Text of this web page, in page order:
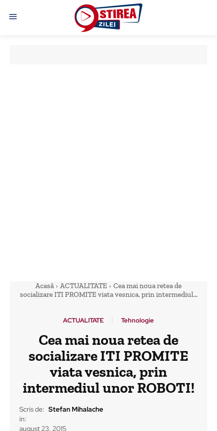
Acasă ACTUALITATE
Cea mai noua retea de
socializare ITI PROMITE viata vesnica, prin intermediul...
ACTUALITATE Tehnologie
Cea mai noua retea de
socializare ITI PROMITE
viata vesnica, prin
intermediul unor ROBOTI!
Scris de: Stefan Mihalache
in:
august 23, 2015